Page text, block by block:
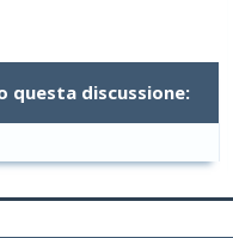
questa discussione: